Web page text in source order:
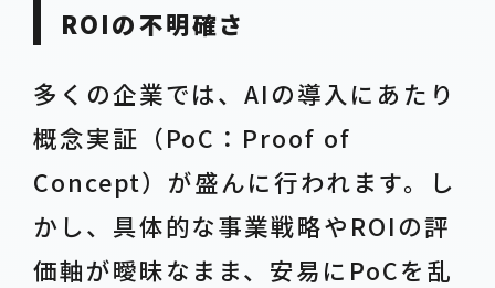
ROIの不明確さ
多くの企業では、AIの導入にあたり
概念実証（PoC：Proof of
Concept）が盛んに行われます。し
かし、具体的な事業戦略やROIの評
価軸が曖昧なまま、安易にPoCを乱